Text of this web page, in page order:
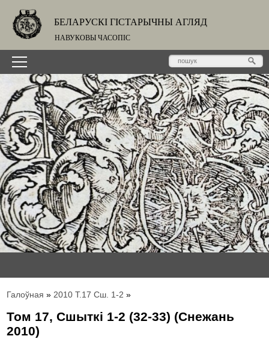
БЕЛАРУСКІ ГІСТАРЫЧНЫ АГЛЯД
НАВУКОВЫ ЧАСОПІС
Галоўная » 2010 Т.17 Сш. 1-2 »
Том 17, Сшыткі 1-2 (32-33) (Снежань
2010)